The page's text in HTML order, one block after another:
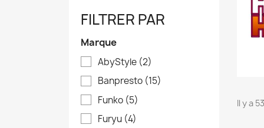
FILTRER PAR
Marque
AbyStyle (2)
Banpresto (15)
Funko (5)
Furyu (4)
Il y a